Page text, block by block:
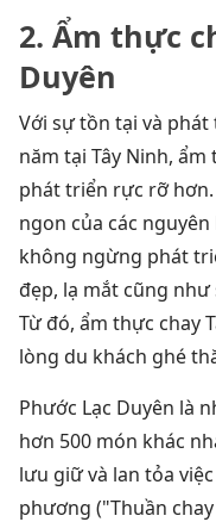
2. Ẩm thực
Duyên
Với sự tồn tại và phát
năm tại Tây Ninh,
phát triển rực rỡ
ngon của các
không ngừng phát
đẹp, lạ mắt cũng
Từ đó, ẩm thực chay
lòng du khách ghé
Phước Lạc Duyên là
hơn 500 món khác
lưu giữ và lan tỏa
phương ("Thuần